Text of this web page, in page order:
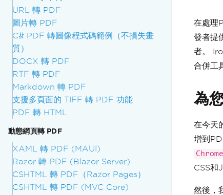
URL 轉 PDF
圖片轉 PDF
C# PDF 轉圖像程式碼範例（不損失畫
質）
DOCX 轉 PDF
RTF 轉 PDF
Markdown 轉 PDF
支援多頁面的 TIFF 轉 PDF 功能
PDF 轉 HTML
動態網頁轉 PDF
XAML 轉 PDF (MAUI)
Razor 轉 PDF (Blazor Server)
CSHTML 轉 PDF（Razor Pages）
CSHTML 轉 PDF (MVC Core)
在處理
發者提
者。
合併工
為
在今天
增到
CSS和
然後，